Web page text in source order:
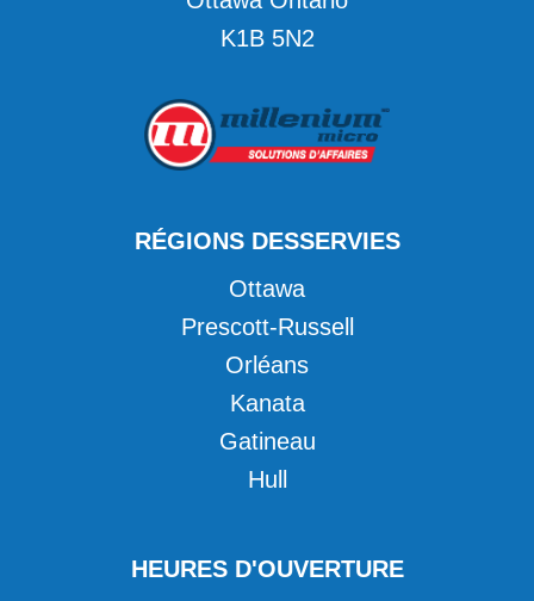
K1B 5N2
RÉGIONS DESSERVIES
Ottawa
Prescott-Russell
Orléans
Kanata
Gatineau
Hull
HEURES D'OUVERTURE